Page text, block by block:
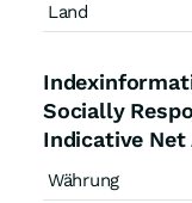
Land
Socially
Indicative Net
Währung